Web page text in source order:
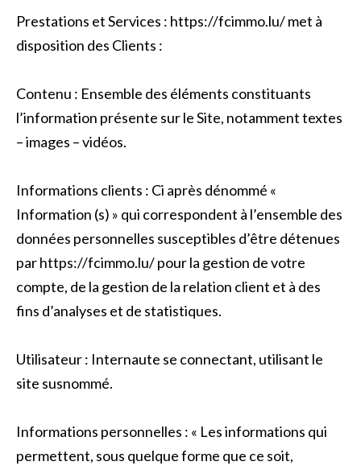
Prestations et Services : https://fcimmo.lu/ met à
disposition des Clients :
Contenu : Ensemble des éléments constituants
l’information présente sur le Site, notamment textes
– images – vidéos.
Informations clients : Ci après dénommé «
Information (s) » qui correspondent à l’ensemble des
données personnelles susceptibles d’être détenues
par https://fcimmo.lu/ pour la gestion de votre
compte, de la gestion de la relation client et à des
fins d’analyses et de statistiques.
Utilisateur : Internaute se connectant, utilisant le
site susnommé.
Informations personnelles : « Les informations qui
permettent, sous quelque forme que ce soit,